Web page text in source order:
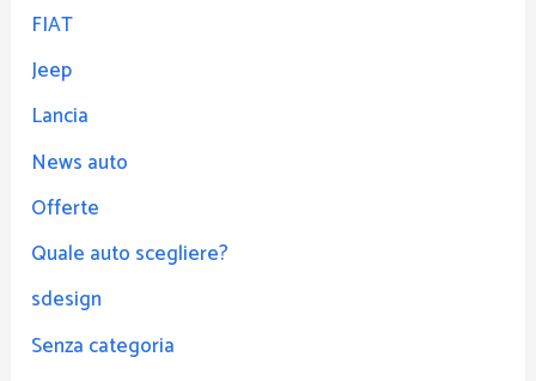
FIAT
Jeep
Lancia
News auto
Offerte
Quale auto scegliere?
sdesign
Senza categoria